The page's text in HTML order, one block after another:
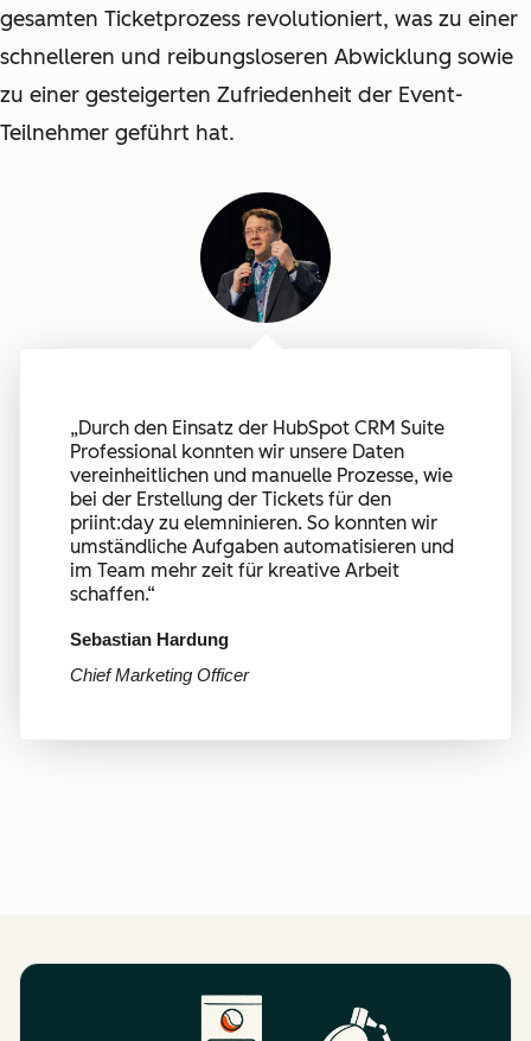
gesamten Ticketprozess revolutioniert, was zu einer
schnelleren und reibungsloseren Abwicklung sowie
zu einer gesteigerten Zufriedenheit der Event-
Teilnehmer geführt hat.
„Durch den Einsatz der HubSpot CRM Suite
Professional konnten wir unsere Daten
vereinheitlichen und manuelle Prozesse, wie
bei der Erstellung der Tickets für den
priint:day zu elemninieren. So konnten wir
umständliche Aufgaben automatisieren und
im Team mehr zeit für kreative Arbeit
schaffen.“
Sebastian Hardung
Chief Marketing Officer